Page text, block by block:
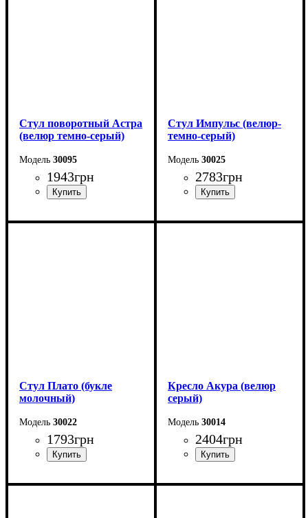
Стул поворотный Астра
(велюр темно-серый)
30095
1943грн
Стул Импульс (велюр-
темно-серый)
30025
2783грн
Стул Плато (букле
молочный)
30022
1793грн
Кресло Акура (велюр
серый)
30014
2404грн
Ширина: 58 см